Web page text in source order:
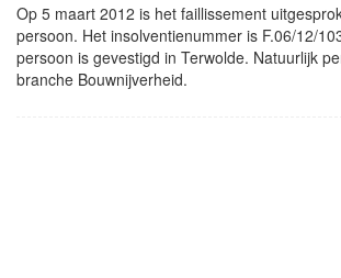
Op 5 maart 2012 is het faillissement
persoon. Het insolventienummer is F.06/12/
persoon is gevestigd in Terwolde. Natuurlijk
branche Bouwnijverheid.